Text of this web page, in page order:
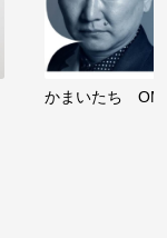
かまいたち